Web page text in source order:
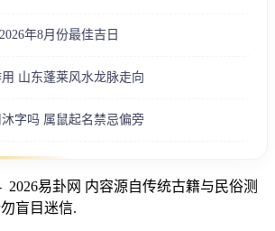
年8月份最佳吉日
山东蓬莱风水龙脉走向
字吗 属鼠起名禁忌偏旁
2026易卦网 内容源自传统古籍与民俗测
盲目迷信.